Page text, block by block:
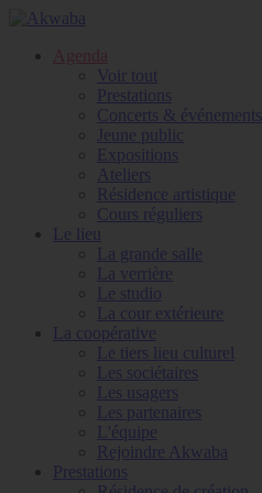
Agenda
Voir tout
Prestations
Concerts & événements
Jeune public
Expositions
Ateliers
Résidence artistique
Cours réguliers
Le lieu
La grande salle
La verrière
Le studio
La cour extérieure
La coopérative
Le tiers lieu culturel
Les sociétaires
Les usagers
Les partenaires
L'équipe
Rejoindre Akwaba
Prestations